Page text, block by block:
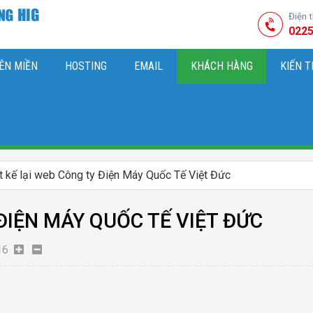
Điện
MIỀN HOSTING EMAIL KHÁCH HÀNG KIẾN
kế lại web Công ty Điện Máy Quốc Tế Việt Đức
MÁY QUỐC TẾ VIỆT ĐỨC